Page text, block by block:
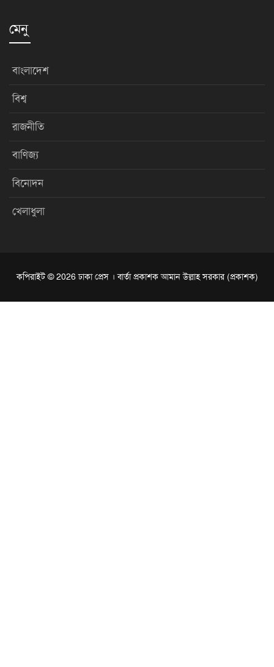
মেনু
বাংলাদেশ
বিশ্ব
রাজনীতি
বাণিজ্য
বিনোদন
খেলাধুলা
কপিরাইট © 2026 ঢাকা প্রেস । বার্তা প্রকাশক আমান উল্লাহ সরকার (প্রকাশক)